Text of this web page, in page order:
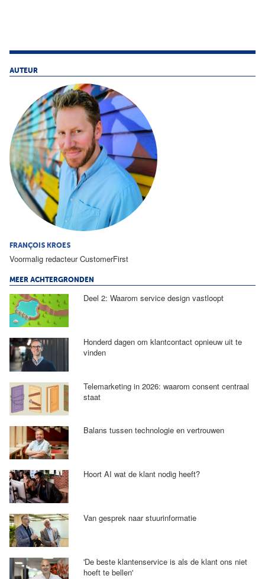
AUTEUR
FRANÇOIS KROES
Voormalig redacteur CustomerFirst
MEER ACHTERGRONDEN
Deel 2: Waarom service design vastloopt
Honderd dagen om klantcontact opnieuw uit te
vinden
Telemarketing in 2026: waarom consent centraal
staat
Balans tussen technologie en vertrouwen
Hoort AI wat de klant nodig heeft?
Van gesprek naar stuurinformatie
'De beste klantenservice is als de klant ons niet
hoeft te bellen'